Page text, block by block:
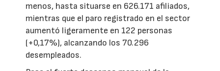
menos, hasta situarse en 626.171 afiliados,
mientras que el paro registrado en el sector
aumentó ligeramente en 122 personas
(+0,17%), alcanzando los 70.296
desempleados.